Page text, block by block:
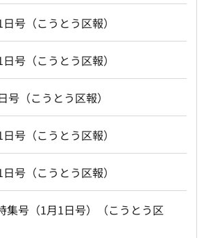
号（こうとう区報）
号（こうとう区報）
号（こうとう区報）
号（こうとう区報）
号（こうとう区報）
集号（1月1日号）（こうとう区